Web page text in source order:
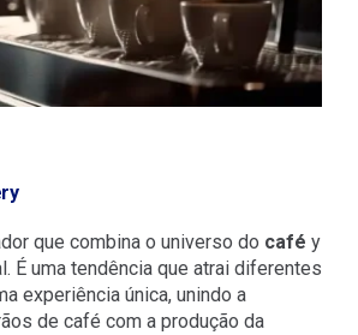
que combina o universo do café y
É uma tendência que atrai diferentes
experiência única, unindo a
de café com a produção da